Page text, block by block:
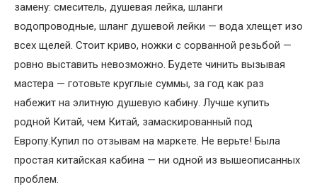
замену: смеситель, душевая лейка, шланги
водопроводные, шланг душевой лейки — вода хлещет изо
всех щелей. Стоит криво, ножки с сорванной резьбой —
ровно выставить невозможно. Будете чинить вызывая
мастера — готовьте круглые суммы, за год как раз
набежит на элитную душевую кабину. Лучше купить
родной Китай, чем Китай, замаскированный под
Европу.Купил по отзывам на маркете. Не верьте! Была
простая китайская кабина — ни одной из вышеописанных
проблем.